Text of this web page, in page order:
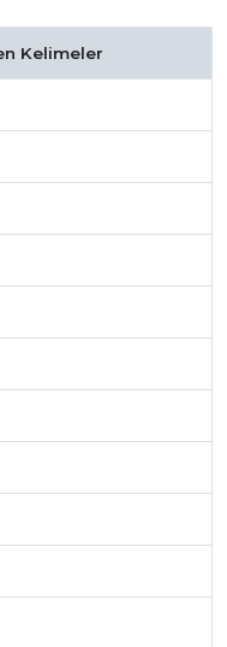
Kelimeler